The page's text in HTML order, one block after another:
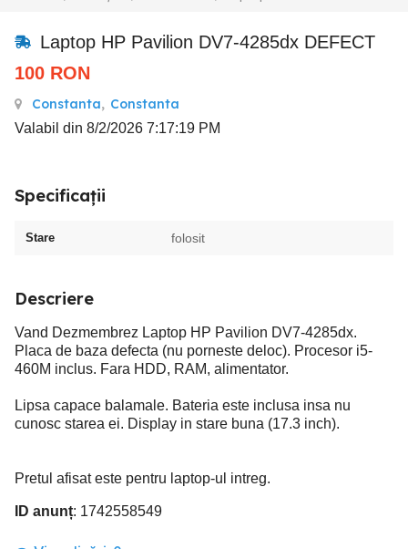
Laptop HP Pavilion DV7-4285dx DEFECT
100 RON
Constanta, Constanta
Valabil din 8/2/2026 7:17:19 PM
Specificații
Stare folosit
Descriere
Vand Dezmembrez Laptop HP Pavilion DV7-4285dx.
Placa de baza defecta (nu porneste deloc). Procesor i5-
460M inclus. Fara HDD, RAM, alimentator.
Lipsa capace balamale. Bateria este inclusa insa nu
cunosc starea ei. Display in stare buna (17.3 inch).
Pretul afisat este pentru laptop-ul intreg.
ID anunț: 1742558549